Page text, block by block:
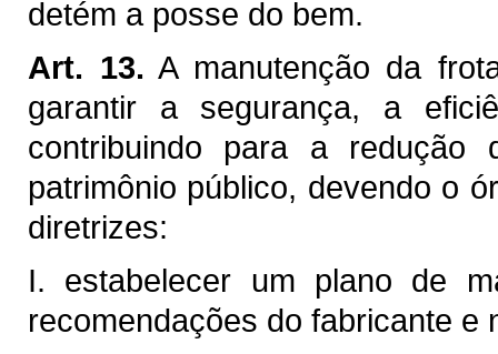
detém a posse do bem.
Art. 13. A manutenção da
garantir a segurança, a
contribuindo para a
patrimônio público, devendo o
diretrizes:
I. estabelecer um plano de
recomendações do fabricante